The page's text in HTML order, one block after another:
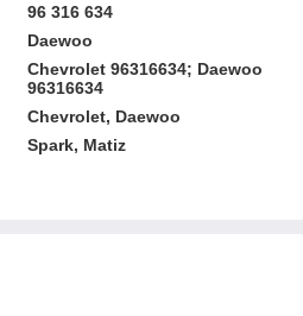
96 316 634
Daewoo
Chevrolet 96316634; Daewoo
96316634
Chevrolet, Daewoo
Spark, Matiz